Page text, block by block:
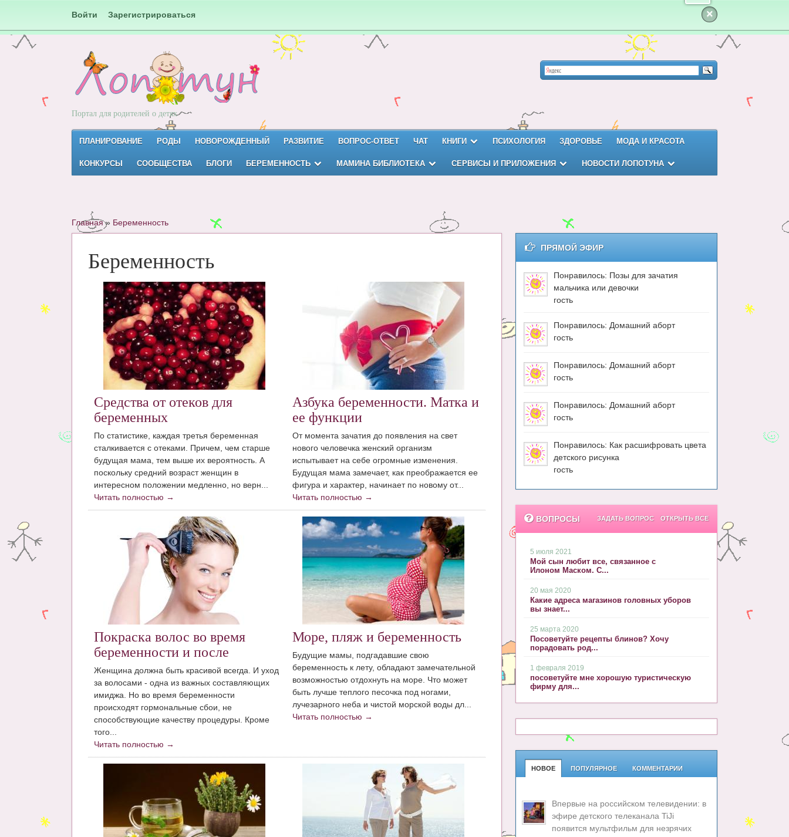
Войти Зарегистрироваться ×
Портал для родителей о детях
ПЛАНИРОВАНИЕ РОДЫ НОВОРОЖДЕННЫЙ РАЗВИТИЕ ВОПРОС-ОТВЕТ ЧАТ КНИГИ ПСИХОЛОГИЯ ЗДОРОВЬЕ МОДА И КРАСОТА
КОНКУРСЫ СООБЩЕСТВА БЛОГИ БЕРЕМЕННОСТЬ МАМИНА БИБЛИОТЕКА СЕРВИСЫ И ПРИЛОЖЕНИЯ НОВОСТИ ЛОПОТУНА
Главная» Беременность
Беременность
Средства от отеков для
беременных
По статистике, каждая третья беременная
сталкивается с отеками. Причем, чем старше
будущая мама, тем выше их вероятность. А
поскольку средний возраст женщин в
интересном положении медленно, но верн...
Читать полностью →
Азбука беременности. Матка и
ее функции
От момента зачатия до появления на свет
нового человечка женский организм
испытывает на себе огромные изменения.
Будущая мама замечает, как преображается ее
фигура и характер, начинает по новому от...
Читать полностью →
Покраска волос во время
беременности и после
Женщина должна быть красивой всегда. И уход
за волосами - одна из важных составляющих
имиджа. Но во время беременности
происходят гормональные сбои, не
способствующие качеству процедуры. Кроме
того...
Читать полностью →
Море, пляж и беременность
Будущие мамы, подгадавшие свою
беременность к лету, обладают замечательной
возможностью отдохнуть на море. Что может
быть лучше теплого песочка под ногами,
лучезарного неба и чистой морской воды дл...
Читать полностью →
ПРЯМОЙ ЭФИР
Понравилось: Позы для зачатия
мальчика или девочки
гость
Понравилось: Домашний аборт
гость
Понравилось: Домашний аборт
гость
Понравилось: Домашний аборт
гость
Понравилось: Как расшифровать цвета
детского рисунка
гость
ВОПРОСЫ ОТКРЫТЬ ВСЕ
ЗАДАТЬ ВОПРОС
5 июля 2021
Мой сын любит все, связанное с
Илоном Маском. С...
20 мая 2020
Какие адреса магазинов головных уборов
вы знает...
25 марта 2020
Посоветуйте рецепты блинов? Хочу
порадовать род...
1 февраля 2019
посоветуйте мне хорошую туристическую
фирму для...
НОВОЕ ПОПУЛЯРНОЕ КОММЕНТАРИИ
Впервые на российском телевидении: в
эфире детского телеканала TiJi
появится мультфильм для незрячих